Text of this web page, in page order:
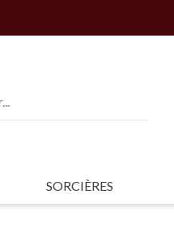
SORCIÈRES